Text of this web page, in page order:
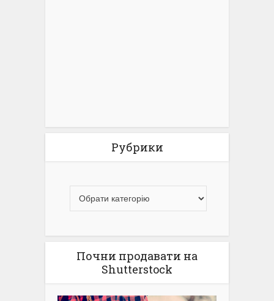
Рубрики
Почни продавати на
Shutterstock